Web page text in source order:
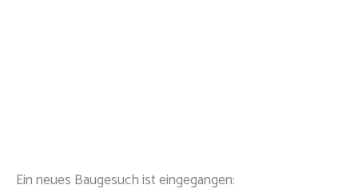
Ein neues Baugesuch ist eingegangen: